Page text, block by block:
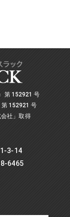
第 152921 号
152921 号
社」取得
3-14
6465